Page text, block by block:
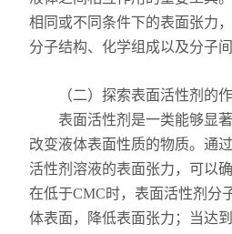
相同或不同条件下的表面张力
分子结构、化学组成以及分子
（二）探索表面活性剂的作
表面活性剂是一类能够显著
改变液体表面性质的物质。通
活性剂溶液的表面张力，可以
在低于CMC时，表面活性剂分
体表面，降低表面张力；当达